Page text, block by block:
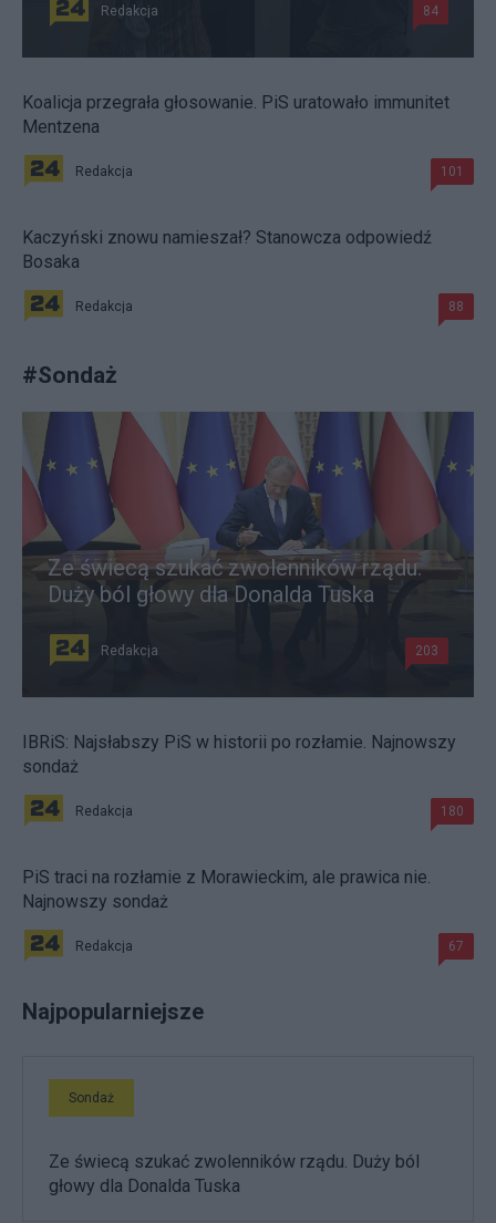
Redakcja 84
Koalicja przegrała głosowanie. PiS uratowało immunitet
Mentzena
Redakcja 101
Kaczyński znowu namieszał? Stanowcza odpowiedź
Bosaka
Redakcja 88
#Sondaż
Ze świecą szukać zwolenników rządu.
Duży ból głowy dla Donalda Tuska
Redakcja 203
IBRiS: Najsłabszy PiS w historii po rozłamie. Najnowszy
sondaż
Redakcja 180
PiS traci na rozłamie z Morawieckim, ale prawica nie.
Najnowszy sondaż
Redakcja 67
Najpopularniejsze
Sondaż
Ze świecą szukać zwolenników rządu. Duży ból
głowy dla Donalda Tuska